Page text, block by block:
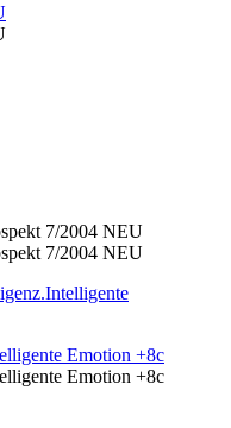
Emotion +8c
Emotion +8c